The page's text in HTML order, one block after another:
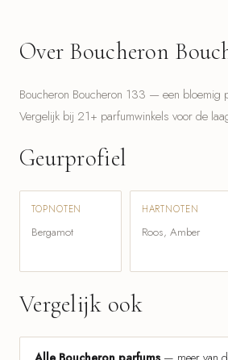
Over Boucheron
Boucheron Boucheron 133 — een bloemig
Vergelijk bij 21+ parfumwinkels voor de
Geurprofiel
TOPNOTEN
Bergamot
HARTNOTEN
Roos, Amber
Vergelijk ook